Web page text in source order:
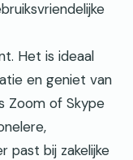
Het is ideaal
en geniet van
Zoom of Skype
past bij zakelijke